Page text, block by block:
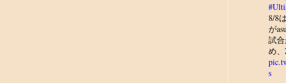
8/8
が
試
め
s